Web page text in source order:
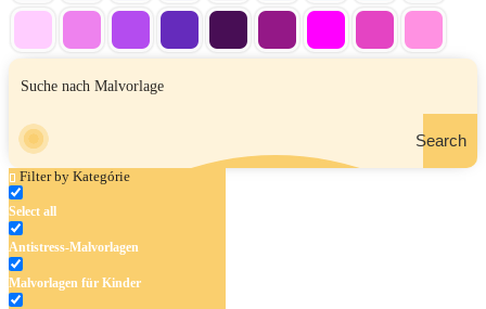
Search
Filter by Kategórie
Select all
Antistress-Malvorlagen
Malvorlagen für Kinder